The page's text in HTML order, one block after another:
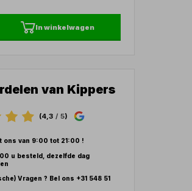
In winkelwagen
van Kippers
(4,3/ 5)
ons van 9:00 tot 21:00 !
u besteld, dezelfde dag
Vragen ? Bel ons +31 548 51